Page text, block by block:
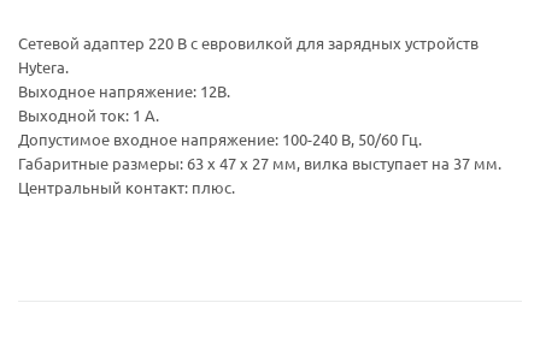
Сетевой адаптер 220 В с евровилкой для зарядных устройств
Hytera.
Выходное напряжение: 12В.
Выходной ток: 1 А.
Допустимое входное напряжение: 100-240 В, 50/60 Гц.
Габаритные размеры: 63 х 47 х 27 мм, вилка выступает на 37 мм.
Центральный контакт: плюс.